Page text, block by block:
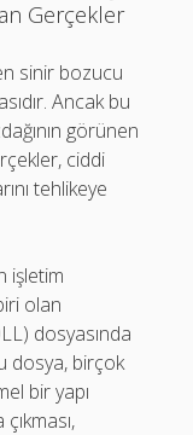
Gerçekler
en sinir bozucu
Ancak bu
görünen
ciddi
tehlikeye
işletim
olan
dosyasında
dosya, birçok
bir yapı